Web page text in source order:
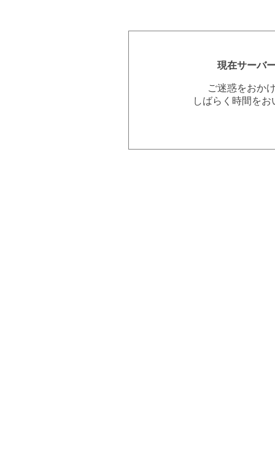
現在サーバ
ご迷惑をおか
しばらく時間を